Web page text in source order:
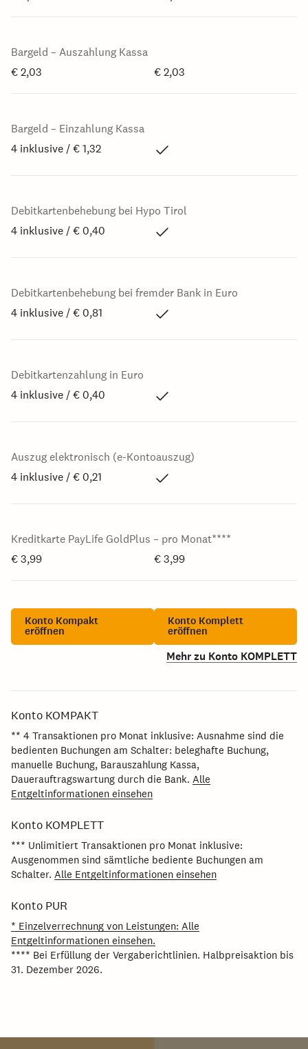
Bargeld – Auszahlung Kassa
€ 2,03
€ 2,03
Bargeld – Einzahlung Kassa
4 inklusive / € 1,32
Debitkartenbehebung bei Hypo Tirol
4 inklusive / € 0,40
Debitkartenbehebung bei fremder Bank in Euro
4 inklusive / € 0,81
Debitkartenzahlung in Euro
4 inklusive / € 0,40
Auszug elektronisch (e-Kontoauszug)
4 inklusive / € 0,21
Kreditkarte PayLife GoldPlus – pro Monat****
€ 3,99
€ 3,99
Konto Kompakt
eröffnen
Konto Komplett
eröffnen
Mehr zu Konto KOMPLETT
Konto KOMPAKT
** 4 Transaktionen pro Monat inklusive: Ausnahme sind die
bedienten Buchungen am Schalter: beleghafte Buchung,
manuelle Buchung, Barauszahlung Kassa,
Dauerauftragswartung durch die Bank. Alle
Entgeltinformationen einsehen
Konto KOMPLETT
*** Unlimitiert Transaktionen pro Monat inklusive:
Ausgenommen sind sämtliche bediente Buchungen am
Schalter. Alle Entgeltinformationen einsehen
Konto PUR
* Einzelverrechnung von Leistungen: Alle
Entgeltinformationen einsehen.
**** Bei Erfüllung der Vergaberichtlinien. Halbpreisaktion bis
31. Dezember 2026.